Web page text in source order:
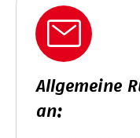
Allgemeine
an: